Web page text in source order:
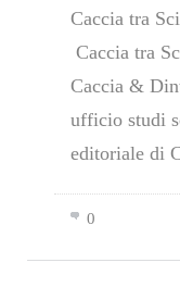
Caccia tra
Caccia tra
Caccia &
ufficio studi
editoriale di
0